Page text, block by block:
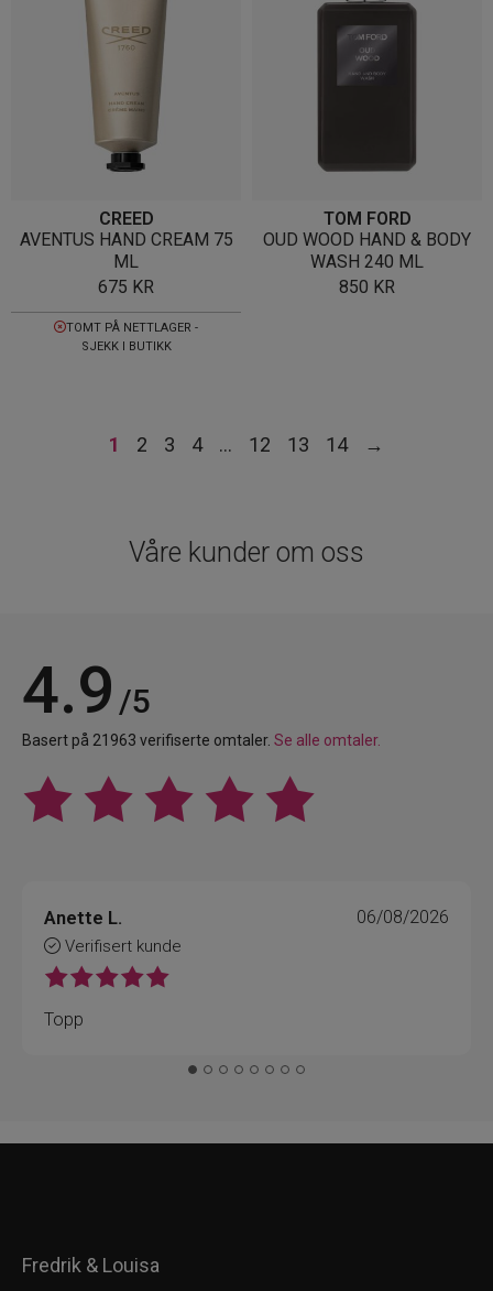
CREED
AVENTUS HAND CREAM 75
ML
675 KR
TOMT PÅ NETTLAGER -
SJEKK I BUTIKK
TOM FORD
OUD WOOD HAND & BODY
WASH 240 ML
850 KR
1 2 3 4 … 12 13 14 →
Våre kunder om oss
4.9 /5
Basert på 21963 verifiserte omtaler. Se alle omtaler.
Anette L.
Verifisert kunde
06/08/2026
Topp
Fredrik & Louisa